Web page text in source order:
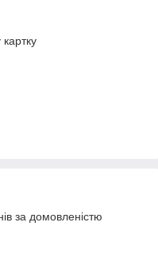
за домовленістю